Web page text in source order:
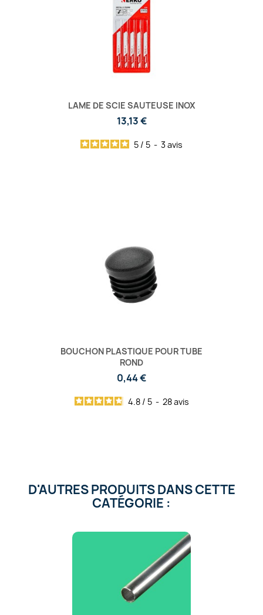
LAME DE SCIE SAUTEUSE INOX
13,13 €
5 / 5 - 3avis
BOUCHON PLASTIQUE POUR TUBE
ROND
0,44 €
4.8 / 5 - 28avis
D'AUTRES PRODUITS DANS CETTE
CATÉGORIE :